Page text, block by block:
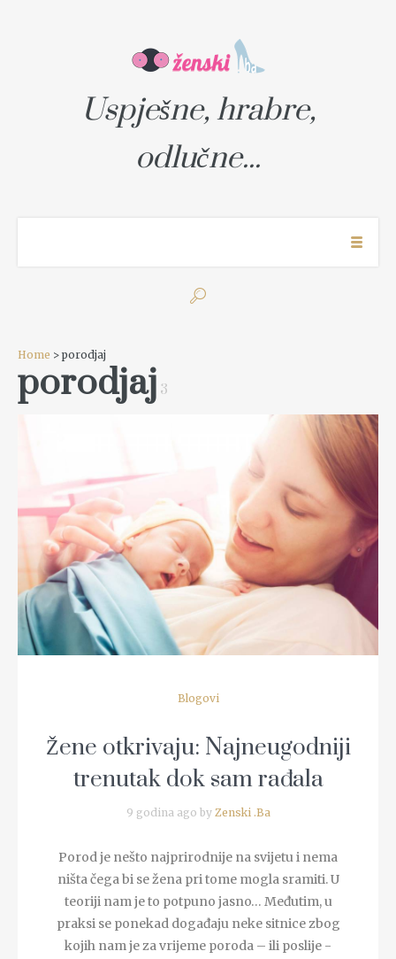
Uspješne, hrabre,
odlučne...
Home > porodjaj
porodjaj 3
READ MORE
Blogovi
Žene otkrivaju: Najneugodniji
trenutak dok sam rađala
9 godina ago by Zenski .Ba
Porod je nešto najprirodnije na svijetu i nema
ništa čega bi se žena pri tome mogla sramiti. U
teoriji nam je to potpuno jasno… Međutim, u
praksi se ponekad događaju neke sitnice zbog
kojih nam je za vrijeme poroda – ili poslije -